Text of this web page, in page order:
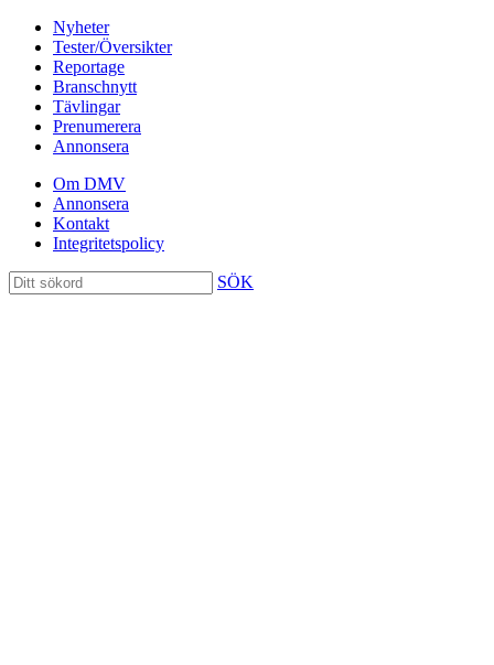
Nyheter
Tester/Översikter
Reportage
Branschnytt
Tävlingar
Prenumerera
Annonsera
Om DMV
Annonsera
Kontakt
Integritetspolicy
SÖK